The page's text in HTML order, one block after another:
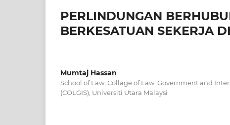
PERLINDUNGAN
BERKESATUAN SEKERJA
Mumtaj Hassan
School of Law, Collage of Law, Government and
(COLGIS), Universiti Utara Malaysi